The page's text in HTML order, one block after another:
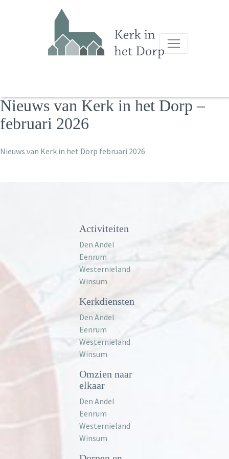
Nieuws van Kerk in het Dorp –
februari 2026
Nieuws van Kerk in het Dorp februari 2026
Activiteiten
Den Andel
Eenrum
Westernieland
Winsum
Kerkdiensten
Den Andel
Eenrum
Westernieland
Winsum
Omzien naar
elkaar
Den Andel
Eenrum
Westernieland
Winsum